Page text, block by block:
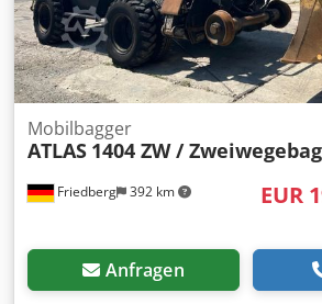
Friedberg 392 km
Mobilbagger
ATLAS 1404 ZW /
EUR
Anfragen